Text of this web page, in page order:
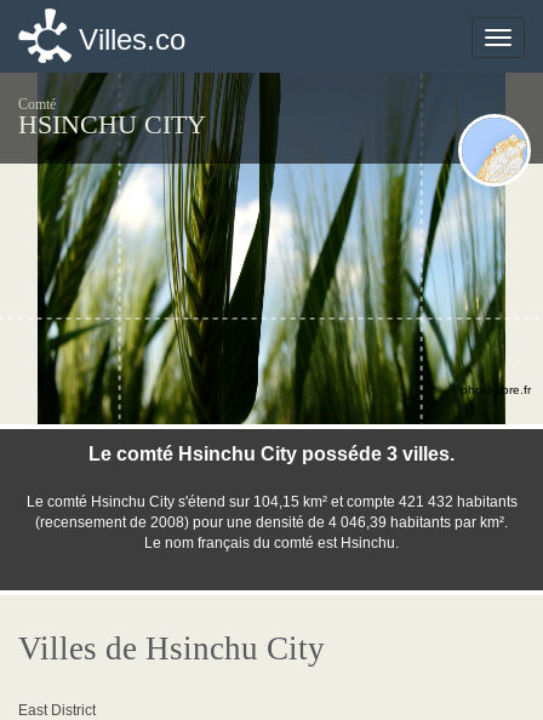
Toggle
Villes.co
Comté
HSINCHU CITY
Le comté Hsinchu City posséde 3 villes.
Le comté Hsinchu City s'étend sur 104,15 km² et compte 421 432 habitants
(recensement de 2008) pour une densité de 4 046,39 habitants par km².
Le nom français du comté est Hsinchu.
©photo-libre.fr
Villes de Hsinchu City
East District
Toggle
Villes.co